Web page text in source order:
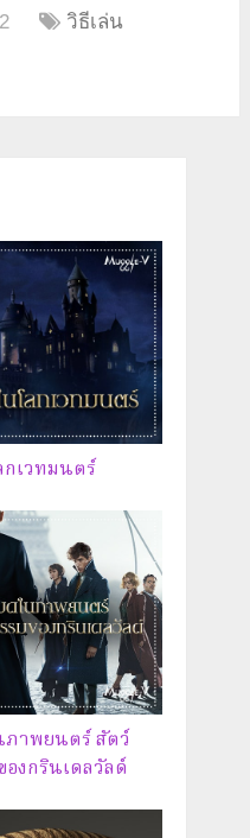
วิธีเล่น
เวทมนตร์
ภาพยนตร์ สัตว์
งกรินเดลวัลด์